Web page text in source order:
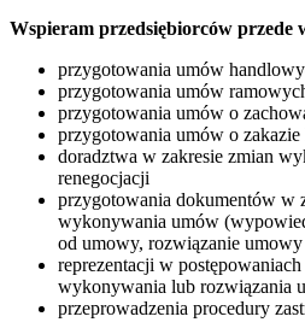
Wspieram przedsiębiorców przede
przygotowania umów
przygotowania umów
przygotowania umów o
przygotowania umów o
doradztwa w zakresie zmian
renegocjacji
przygotowania dokumentów w
wykonywania umów
od umowy, rozwiązanie
reprezentacji w
wykonywania lub rozwiązania
przeprowadzenia procedury